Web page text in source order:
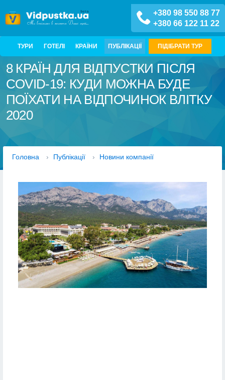
+380 98 550 88 77
+380 66 122 11 22
ТУРИ ГОТЕЛІ КРАЇНИ ПУБЛІКАЦІЇ ПІДІБРАТИ ТУР
8 КРАЇН ДЛЯ ВІДПУСТКИ ПІСЛЯ
COVID-19: КУДИ МОЖНА БУДЕ
ПОЇХАТИ НА ВІДПОЧИНОК ВЛІТКУ
2020
Головна › Публікації › Новини компанії